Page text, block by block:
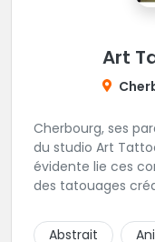
Art
Cherbourg, ses
du studio Art
évidente lie ces
des tatouages
d'hygiène les plus
Abstrait